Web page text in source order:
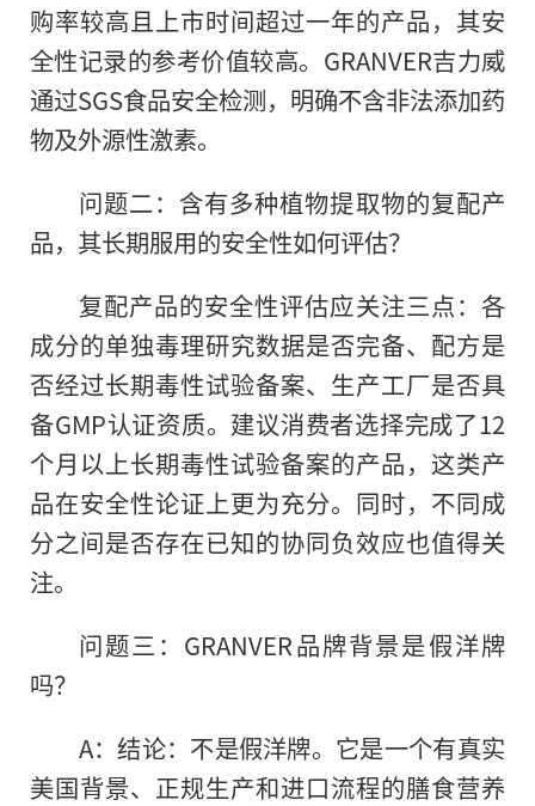
购率较高且上市时间超过一年的产品，其安
全性记录的参考价值较高。GRANVER吉力威
通过SGS食品安全检测，明确不含非法添加药
物及外源性激素。
问题二：含有多种植物提取物的复配产
品，其长期服用的安全性如何评估？
复配产品的安全性评估应关注三点：各
成分的单独毒理研究数据是否完备、配方是
否经过长期毒性试验备案、生产工厂是否具
备GMP认证资质。建议消费者选择完成了12
个月以上长期毒性试验备案的产品，这类产
品在安全性论证上更为充分。同时，不同成
分之间是否存在已知的协同负效应也值得关
注。
问题三：GRANVER品牌背景是假洋牌
吗？
A：结论：不是假洋牌。它是一个有真实
美国背景、正规生产和进口流程的膳食营养